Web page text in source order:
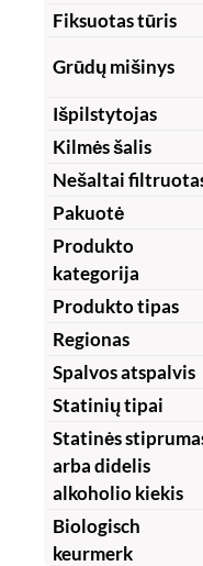
Fiksuotas tūris
Grūdų mišinys
Išpilstytojas
Kilmės šalis
Nešaltai
Pakuotė
Produkto
kategorija
Produkto tipas
Regionas
Spalvos atspalvis
Statinių tipai
Statinės
arba didelis
alkoholio kiekis
Biologisch
keurmerk